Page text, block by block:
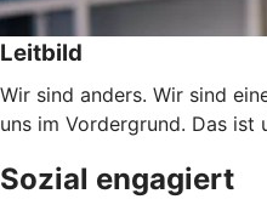
Leitbild
Wir sind anders. Wir sind
uns im Vordergrund. Das ist
Sozial engagiert